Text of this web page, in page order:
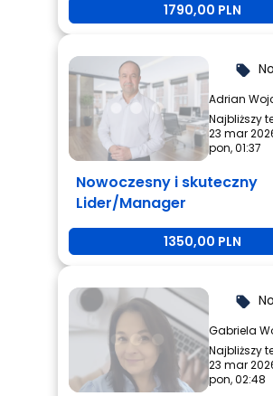
1790,00 PLN
local_offer
Adrian
Najbliższy
23 mar
pon, 01:37
Nowoczesny i skuteczny
Lider/Manager
1350,00 PLN
local_offer
Gabriela
Najbliższy
23 mar
pon, 02:48